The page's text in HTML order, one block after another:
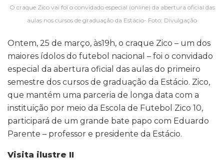
O craque Zico vai foi o convidado especial (online) da abertura oficial das
aulas nos cursos de graduação da Estácio- Foto: Divulgação
Ontem, 25 de março, às19h, o craque Zico – um dos
maiores ídolos do futebol nacional – foi o convidado
especial da abertura oficial das aulas do primeiro
semestre dos cursos de graduação da Estácio. Zico,
que mantém uma parceria de longa data com a
instituição por meio da Escola de Futebol Zico 10,
participará de um grande bate papo com Eduardo
Parente – professor e presidente da Estácio.
Visita ilustre II